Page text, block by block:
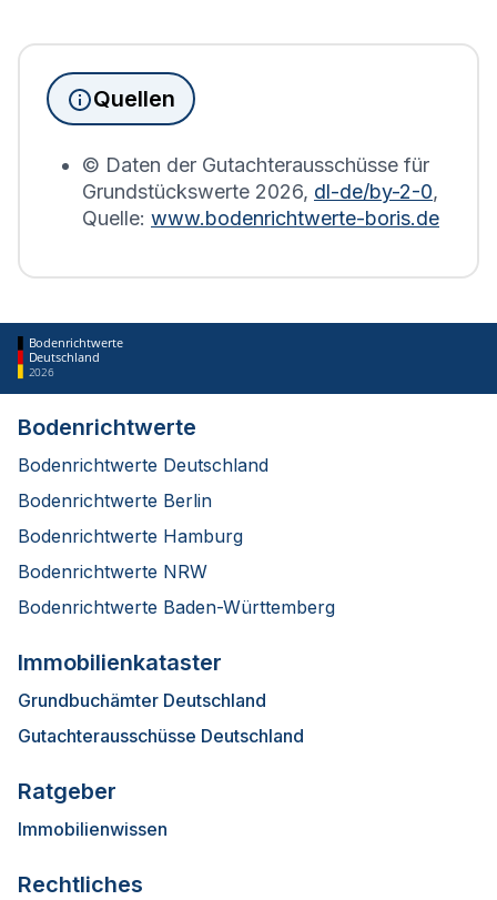
Immobilien, die sich in Mühlenbach befinden, wird
die Grundsteuererklärung auf Basis des
Bodenrichtwerts des entsprechenden Jahres
Quellen
© Daten der Gutachterausschüsse für
Grundstückswerte 2026, dl-de/by-2-0,
Quelle: www.bodenrichtwerte-boris.de
Bodenrichtwerte
Deutschland
2026
Bodenrichtwerte
Bodenrichtwerte Deutschland
Bodenrichtwerte Berlin
Bodenrichtwerte Hamburg
Bodenrichtwerte NRW
Bodenrichtwerte Baden-Württemberg
Immobilienkataster
Grundbuchämter Deutschland
Gutachterausschüsse Deutschland
Ratgeber
Immobilienwissen
Rechtliches